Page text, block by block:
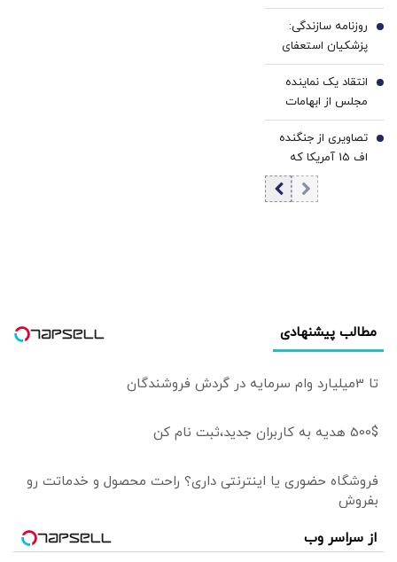
۱۷ مرداد ۱۴۰۵/
افزایش قیمت
بیت‌کوین
روزنامه سازندگی:
پزشکیان استعفای
ذوالقدر را نپذیرفت/
سرداری با سابقه
طولانی در سپاه و
قوه قضائیه چگونه
به دبیری شعام
رسید؟
5
انتقاد یک نماینده
مجلس از ابهامات
درباره بازگشت پول
نفت توسط
تراستی‌ها/ وزیر
نفت تهدید به
استیضاح شد
6
تصاویری از جنگنده
اف 15 آمریکا که
توسط سپاه منهدم
شد/ هواگردهای
7
مطالب پیشنهادی
تا 3میلیارد وام سرمایه در گردش فروشندگان
500$ هدیه به کاربران جدید،ثبت نام کن
فروشگاه حضوری یا اینترنتی داری؟ راحت محصول و خدماتت رو
بفروش
از سراسر وب